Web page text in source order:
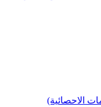
الاحصائية)